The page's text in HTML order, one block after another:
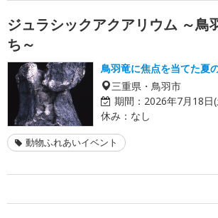
ジュラシックアクアリウム ～鳥
ち～
鳥羽竜に焦点を当てた夏
三重県・鳥羽市
期間： 2026年7月18
休み：なし
動物ふれあいイベント